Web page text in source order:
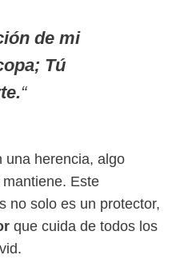
de mi
Tú
“
una herencia, algo
Este
no solo es un protector,
que cuida de todos los